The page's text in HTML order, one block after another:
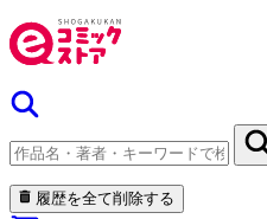
履歴を全て削除する